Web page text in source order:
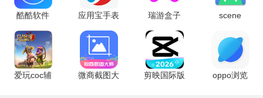
软件亮点
1、酷玩盒子拥有强大的搜索引擎，帮助你快速找到心仪的游
戏，节省了寻找时间，让你更快进入游戏世界。
2、丰富的游戏资讯不断更新，让你及时了解最新的游戏动态
酷酷软件
5.0.0 安卓
版
​应用宝手表
版 9.2.5 安
卓版
瑞游盒子
1.6.2 最新
版
scene
安卓版
爱玩coc辅
微商截图大
剪映国际版
oppo浏览